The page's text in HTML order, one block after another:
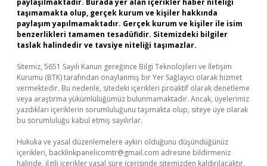
paylaşılmaktadır. Burada yer alan içerikler haber niteliği
taşımamakta olup, gerçek kurum ve kişiler hakkında
paylaşım yapılmamaktadır. Gerçek kurum ve kişiler ile isim
benzerlikleri tamamen tesadüfidir. Sitemizdeki bilgiler
taslak halindedir ve tavsiye niteliği taşımazlar.
Sitemiz, 5651 Sayılı Kanun gereğince Bilgi Teknolojileri ve İletişim
Kurumu (BTK) tarafından onaylanmış bir Yer Sağlayıcı olarak hizmet
vermektedir. Bu nedenle, sitedeki içerikleri proaktif olarak denetleme
veya araştırma yükümlülüğümüz bulunmamaktadır. Ancak, üyelerimiz
yazdıkları içeriklerin sorumluluğunu taşımakta olup, siteye üye olarak
bu sorumluluğu kabul etmiş sayılırlar.
Hukuka ve yasal düzenlemelere aykırı olduğunu düşündüğünüz
içerikleri, backlinkpanelicomtr@gmail.com adresine bildirmeniz
halinde, ilgili içerikler yasal süre içerisinde sitemizden kaldırılacaktır.